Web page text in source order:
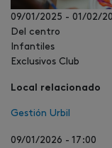
09/01/2025 - 01/02/
Del centro
Infantiles
Exclusivos Club
Local relacionado
Gestión Urbil
09/01/2026 - 17:00